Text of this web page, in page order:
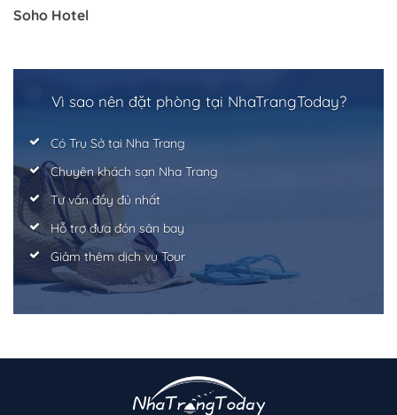
Soho Hotel
Vì sao nên đặt phòng tại NhaTrangToday?
Có Trụ Sở tại Nha Trang
Chuyên khách sạn Nha Trang
Tư vấn đầy đủ nhất
Hỗ trợ đưa đón sân bay
Giảm thêm dịch vụ Tour